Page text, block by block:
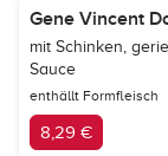
Gene Vincent
mit Schinken,
Sauce
enthällt Formfleisch
8,29 €